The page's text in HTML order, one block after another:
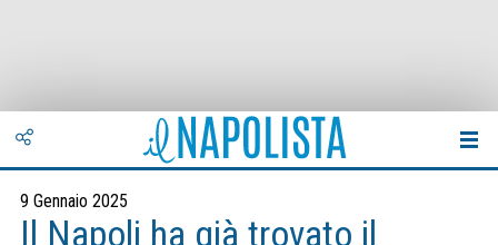
9 Gennaio 2025
Il Napoli ha già trovato il